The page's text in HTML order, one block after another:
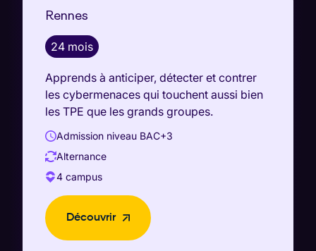
Rennes
24 mois
Apprends à anticiper, détecter et contrer
les cybermenaces qui touchent aussi bien
les TPE que les grands groupes.
Admission niveau BAC+3
Alternance
4 campus
Découvrir